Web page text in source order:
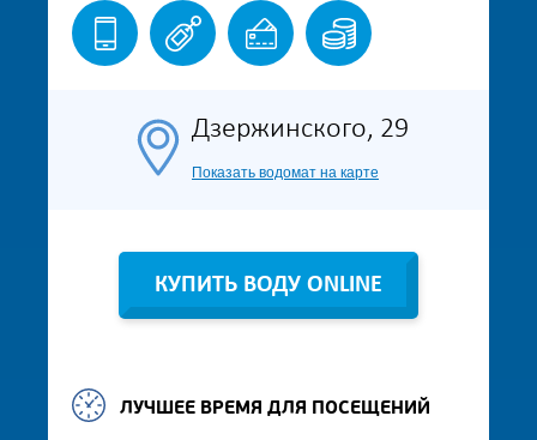
Дзержинского, 29
Показать водомат на карте
КУПИТЬ ВОДУ ONLINE
ЛУЧШЕЕ ВРЕМЯ ДЛЯ ПОСЕЩЕНИЙ